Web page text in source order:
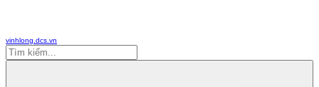
vinhlong.dcs.vn